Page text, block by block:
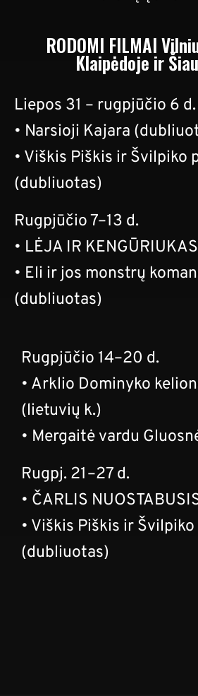
RODOMI FILMAI
Klaipėdoje ir
Liepos 31 – rugpjūčio 6 d.
• Narsioji Kajara
• Viškis Piškis ir Švilpiko
(dubliuotas)
Rugpjūčio 7–13 d.
• LĖJA IR
• Eli ir jos monstrų
(dubliuotas)
Rugpjūčio 14–20 d.
• Arklio Dominyko
(lietuvių k.)
• Mergaitė vardu
Rugpj. 21–27 d.
• ČARLIS
• Viškis Piškis ir
(dubliuotas)